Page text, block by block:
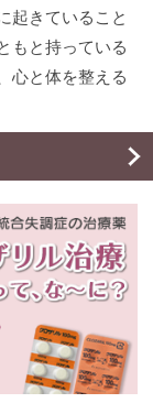
起きていること
もと持っている
心と体を整える